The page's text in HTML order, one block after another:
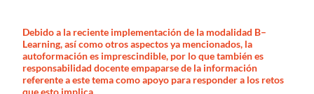
Debido a la reciente implementación de la modalidad B–
Learning, así como otros aspectos ya mencionados, la
autoformación es imprescindible, por lo que también es
responsabilidad docente empaparse de la información
referente a este tema como apoyo para responder a los retos